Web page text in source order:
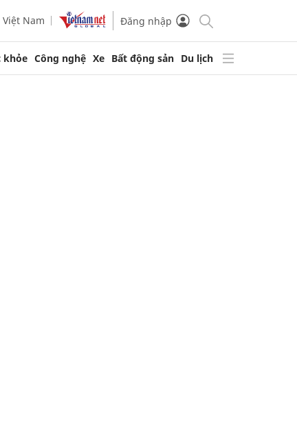
Nam Đăng nhập
khỏe Công nghệ Xe Bất động sản Du lịch